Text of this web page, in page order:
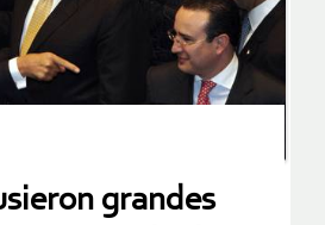
grandes